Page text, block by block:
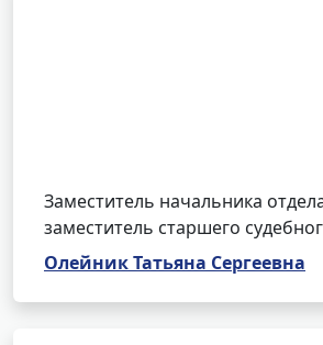
Заместитель начальника
заместитель старшего
Олейник Татьяна Сергеевна